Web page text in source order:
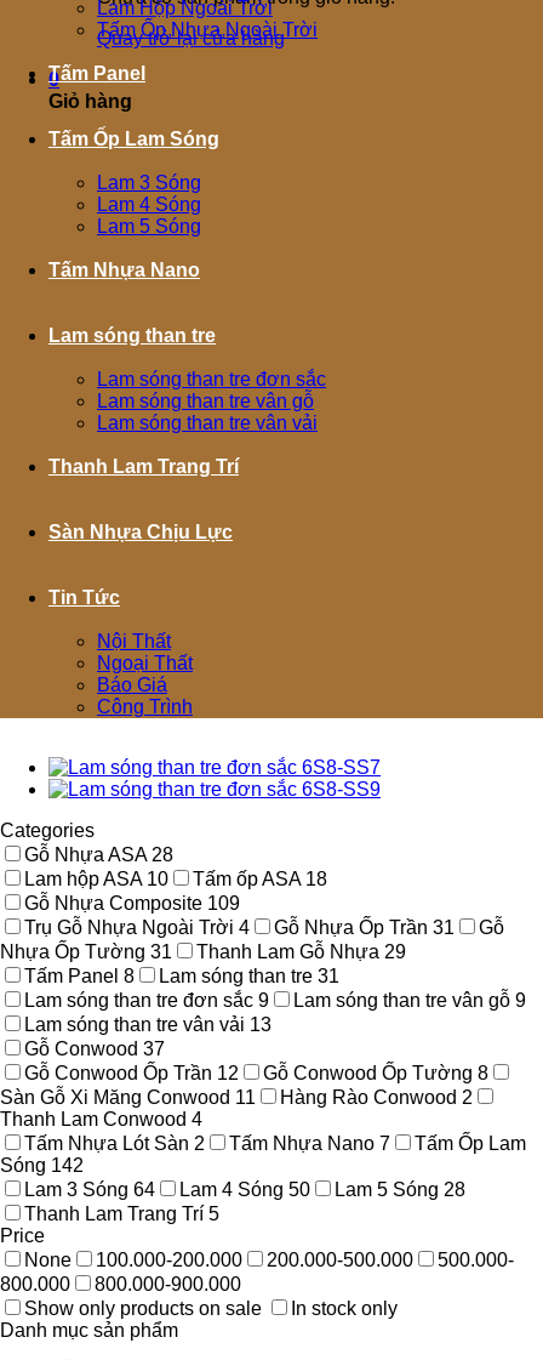
Quay trở lại cửa hàng
0
Giỏ hàng
Lam Hộp Ngoài Trời
Tấm Ốp Nhựa Ngoài Trời
Tấm Panel
Tấm Ốp Lam Sóng
Lam 3 Sóng
Lam 4 Sóng
Lam 5 Sóng
Tấm Nhựa Nano
Lam sóng than tre
Lam sóng than tre đơn sắc
Lam sóng than tre vân gỗ
Lam sóng than tre vân vải
Thanh Lam Trang Trí
Sàn Nhựa Chịu Lực
Tin Tức
Nội Thất
Ngoại Thất
Báo Giá
Công Trình
Categories
Gỗ Nhựa ASA 28
Lam hộp ASA 10 Tấm ốp ASA 18
Gỗ Nhựa Composite 109
Trụ Gỗ Nhựa Ngoài Trời 4 Gỗ Nhựa Ốp Trần 31
Gỗ
Nhựa Ốp Tường 31 Thanh Lam Gỗ Nhựa 29
Tấm Panel 8 Lam sóng than tre 31
Lam sóng than tre đơn sắc 9 Lam sóng than tre vân gỗ 9
Lam sóng than tre vân vải 13
Gỗ Conwood 37
Gỗ Conwood Ốp Trần 12 Gỗ Conwood Ốp Tường 8
Sàn Gỗ Xi Măng Conwood 11 Hàng Rào Conwood 2
Thanh Lam Conwood 4
Tấm Nhựa Lót Sàn 2 Tấm Nhựa Nano 7
Tấm Ốp Lam
Sóng 142
Lam 3 Sóng 64 Lam 4 Sóng 50 Lam 5 Sóng 28
Thanh Lam Trang Trí 5
Price
None
100.000-200.000 200.000-500.000
500.000-
800.000
800.000-900.000
Show only products on sale
In stock only
Danh mục sản phẩm